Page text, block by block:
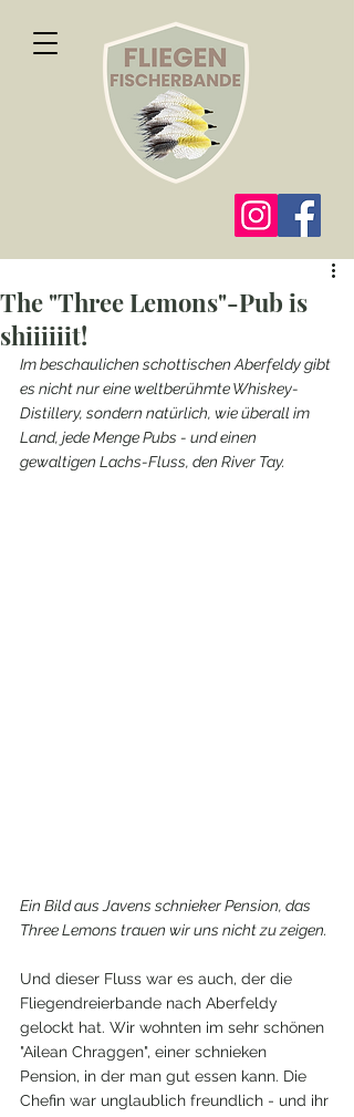
The "Three Lemons"-Pub is
shiiiiiit!
Im beschaulichen schottischen Aberfeldy gibt
es nicht nur eine weltberühmte Whiskey-
Distillery, sondern natürlich, wie überall im
Land, jede Menge Pubs - und einen
gewaltigen Lachs-Fluss, den River Tay.
Ein Bild aus Javens schnieker Pension, das
Three Lemons trauen wir uns nicht zu zeigen.
Und dieser Fluss war es auch, der die
Fliegendreierbande nach Aberfeldy
gelockt hat. Wir wohnten im sehr schönen
"Ailean Chraggen", einer schnieken
Pension, in der man gut essen kann. Die
Chefin war unglaublich freundlich - und ihr